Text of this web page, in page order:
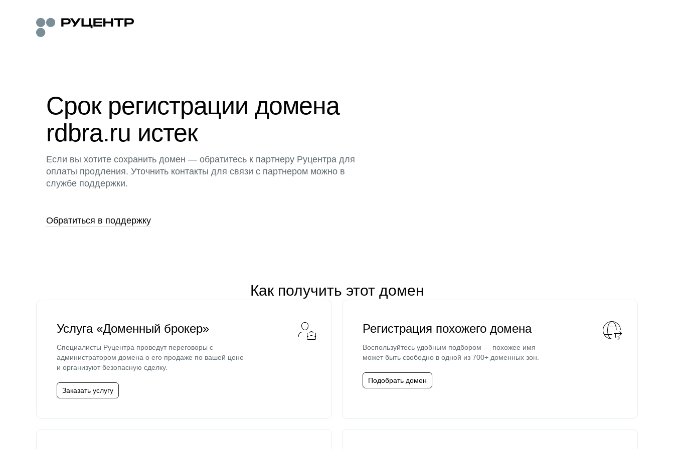
Срок регистрации домена
rdbra.ru истек
Если вы хотите сохранить домен — обратитесь к партнеру Руцентра для
оплаты продления. Уточнить контакты для связи с партнером можно в
службе поддержки.
Обратиться в поддержку
Как получить этот домен
Услуга «Доменный брокер»
Специалисты Руцентра проведут переговоры с
администратором домена о его продаже по вашей цене
и организуют безопасную сделку.
Заказать услугу
Регистрация похожего домена
Воспользуйтесь удобным подбором — похожее имя
может быть свободно в одной из 700+ доменных зон.
Подобрать домен